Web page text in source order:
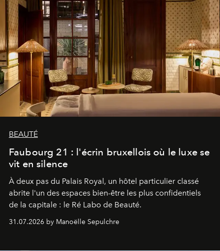
BEAUTÉ
Faubourg 21 : l'écrin bruxellois où le luxe se
vit en silence
À deux pas du Palais Royal, un hôtel particulier classé
abrite l'un des espaces bien-être les plus confidentiels
de la capitale : le Ré Labo de Beauté.
31.07.2026 by Manoëlle Sepulchre